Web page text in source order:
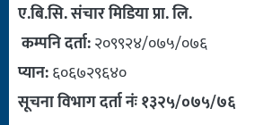
ए.बि.सि. संचार मिडिया प्रा. लि.
कम्पनि दर्ता:२०९९२४/०७५/०७६
प्यान:६०६७२९६४०
सूचना विभाग दर्ता नंः १३२५/०७५/७६